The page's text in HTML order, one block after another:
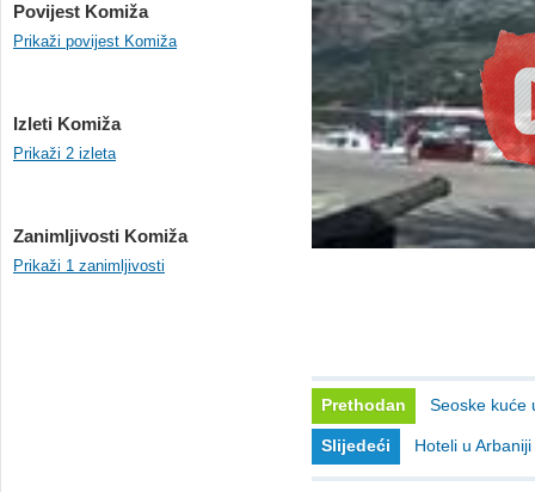
Povijest Komiža
Prikaži povijest Komiža
Izleti Komiža
Prikaži 2 izleta
Zanimljivosti Komiža
Prikaži 1 zanimljivosti
Prethodan Seoske kuće
Slijedeći Hoteli u Arbaniji